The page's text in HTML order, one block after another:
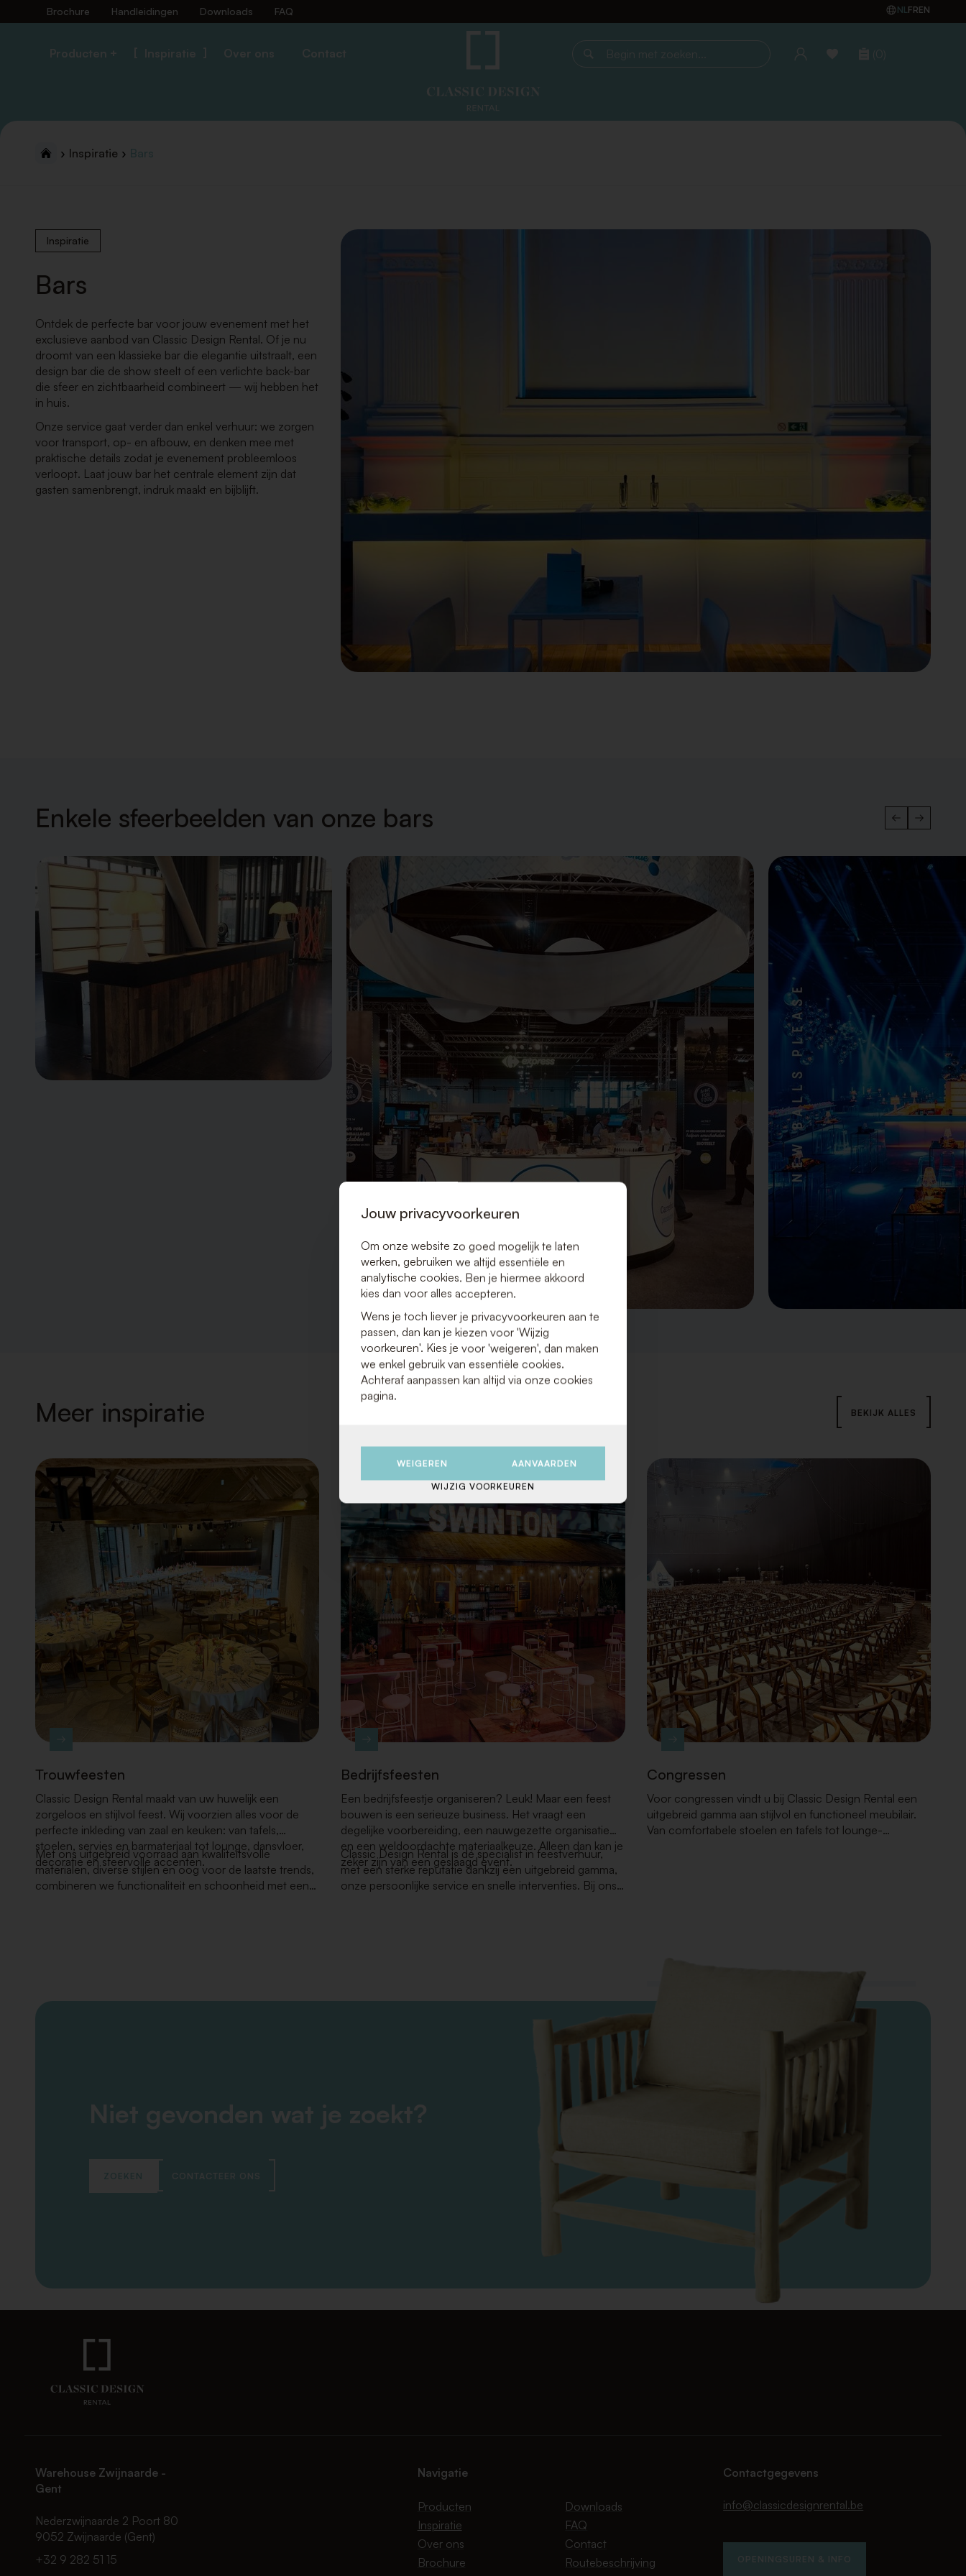
Brochure Handleidingen Downloads FAQ NLFREN
Producten + Inspiratie Over ons Contact
Begin met zoeken... (0)
Inspiratie Bars
Inspiratie
Bars
Ontdek de perfecte bar voor jouw evenement met het
exclusieve aanbod van Classic Design Rental. Of je nu
droomt van een klassieke bar die elegantie uitstraalt, een
design bar die de show steelt of een verlichte back-bar
die sfeer en zichtbaarheid combineert — wij hebben het
in huis.
Onze service gaat verder dan enkel verhuur: we zorgen
voor transport, op- en afbouw, en denken mee met
praktische details zodat je evenement probleemloos
verloopt. Laat jouw bar het centrale element zijn dat
gasten samenbrengt, indruk maakt en bijblijft.
Enkele sfeerbeelden van onze bars
Meer inspiratie BEKIJK ALLES
Trouwfeesten
Classic Design Rental maakt van uw huwelijk een
zorgeloos en stijlvol feest. Wij voorzien alles voor de
perfecte inkleding van zaal en keuken: van tafels,
stoelen, servies en barmateriaal tot lounge, dansvloer,
decoratie en sfeervolle accenten.
Met ons uitgebreid voorraad aan kwaliteitsvolle
materialen, diverse stijlen en oog voor de laatste trends,
combineren we functionaliteit en schoonheid met een
Bedrijfsfeesten
Een bedrijfsfeestje organiseren? Leuk! Maar een feest
bouwen is een serieuze business. Het vraagt een
degelijke voorbereiding, een nauwgezette organisatie
en een weldoordachte materiaalkeuze. Alleen dan kan je
zeker zijn van een geslaagd event.
Classic Design Rental is dé specialist in feestverhuur,
met een sterke reputatie dankzij een uitgebreid gamma,
onze persoonlijke service en snelle interventies. Bij ons
Congressen
Voor congressen vindt u bij Classic Design Rental een
uitgebreid gamma aan stijlvol en functioneel meubilair.
Van comfortabele stoelen en tafels tot lounge-
Niet gevonden wat je zoekt?
ZOEKEN CONTACTEER ONS
Warehouse Zwijnaarde -
Gent
Nederzwijnaarde 2 Poort 80
9052 Zwijnaarde (Gent)
+32 9 282 51 15
Navigatie
Producten
Inspiratie
Over ons
Brochure
Downloads
FAQ
Contact
Routebeschrijving
Contactgegevens
info@classicdesignrental.be
OPENINGSUREN & INFO
Jouw privacyvoorkeuren
Om onze website zo goed mogelijk te laten
werken, gebruiken we altijd essentiële en
analytische cookies. Ben je hiermee akkoord
kies dan voor alles accepteren.
Wens je toch liever je privacyvoorkeuren aan te
passen, dan kan je kiezen voor 'Wijzig
voorkeuren'. Kies je voor 'weigeren', dan maken
we enkel gebruik van essentiële cookies.
Achteraf aanpassen kan altijd via onze cookies
pagina.
WEIGEREN AANVAARDEN
WIJZIG VOORKEUREN